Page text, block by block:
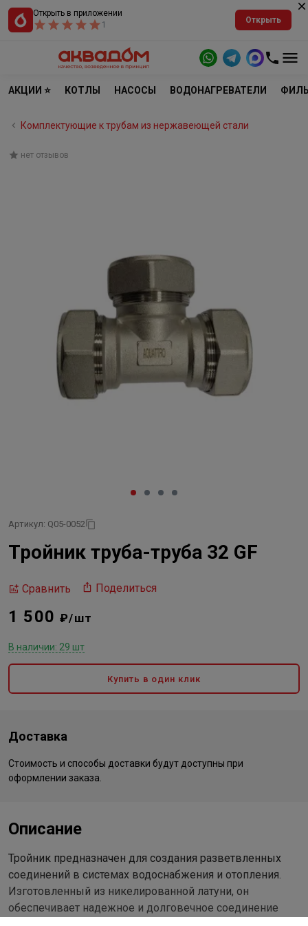
Открыть в приложении
1
Открыть
АКЦИИ ⭐ КОТЛЫ НАСОСЫ ВОДОНАГРЕВАТЕЛИ
Комплектующие к трубам из нержавеющей стали
нет отзывов
Артикул: Q05-0052
Тройник труба-труба 32 GF
Сравнить Поделиться
1 500₽/шт
В наличии: 29 шт
Купить в один клик
Доставка
Стоимость и способы доставки будут доступны при
оформлении заказа.
Описание
Тройник предназначен для создания разветвленных
соединений в системах водоснабжения и отопления.
Изготовленный из никелированной латуни, он
обеспечивает надежное и долговечное соединение